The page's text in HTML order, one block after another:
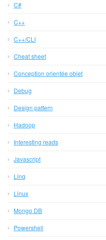
C#
C++
C++/CLI
Cheat sheet
Conception orientée objet
Debug
Design pattern
Hadoop
Interesting reads
Javascript
Linq
Linux
Mongo DB
Powershell